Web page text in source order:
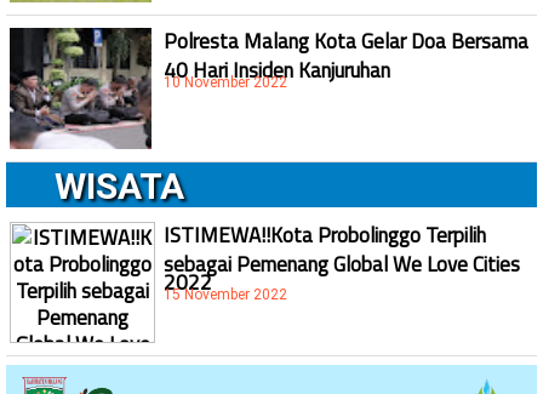
Polresta Malang Kota Gelar Doa Bersama
40 Hari Insiden Kanjuruhan
10 November 2022
WISATA
ISTIMEWA!!Kota Probolinggo Terpilih
sebagai Pemenang Global We Love Cities
2022
15 November 2022